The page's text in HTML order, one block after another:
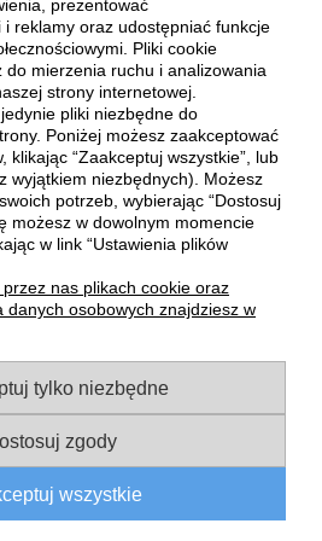
Crochet Headband, a może Pure
Dodaj swoich faworytów do
na naszej stronie internetowej już
szybką realizację Twojego
POMOC
KONTO
I DOSTAWA
O NAS
prezentować
reklamy oraz udostępniać funkcje
Pliki cookie
mierzenia ruchu i analizowania
strony internetowej.
pliki niezbędne do
Poniżej możesz zaakceptować
klikając “Zaakceptuj wszystkie”, lub
wyjątkiem niezbędnych). Możesz
potrzeb, wybierając “Dostosuj
możesz w dowolnym momencie
w link “Ustawienia plików
przez nas plikach cookie oraz
danych osobowych znajdziesz w
tylko niezbędne
zgody
wszystkie